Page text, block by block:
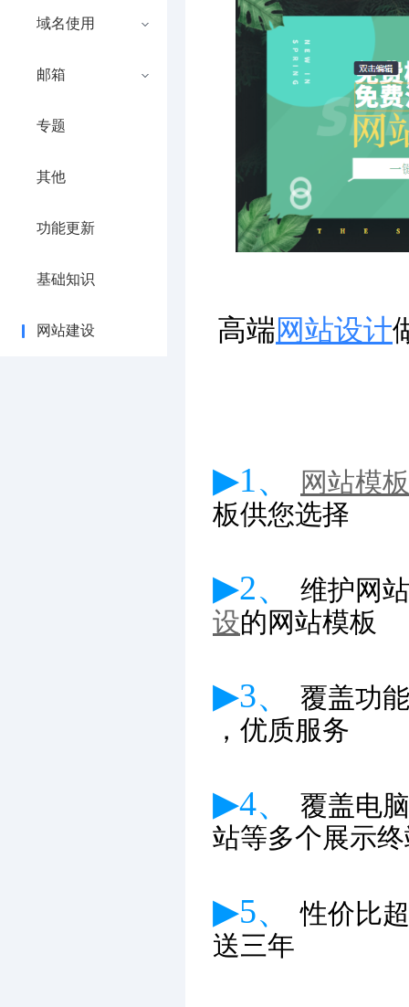
域名使用
邮箱
专题
其他
功能更新
基础知识
网站建设 高端网站设计
▶1、
网站模板
板供您选择
▶2、
维护网
设的网站模板
▶3、
覆盖功
，优质服务
▶4、
覆盖电
站等多个展示
▶5、性价比
送三年